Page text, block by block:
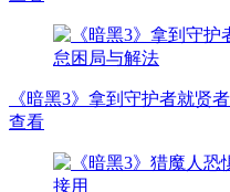
《暗黑3》拿到守护者就贤
查看